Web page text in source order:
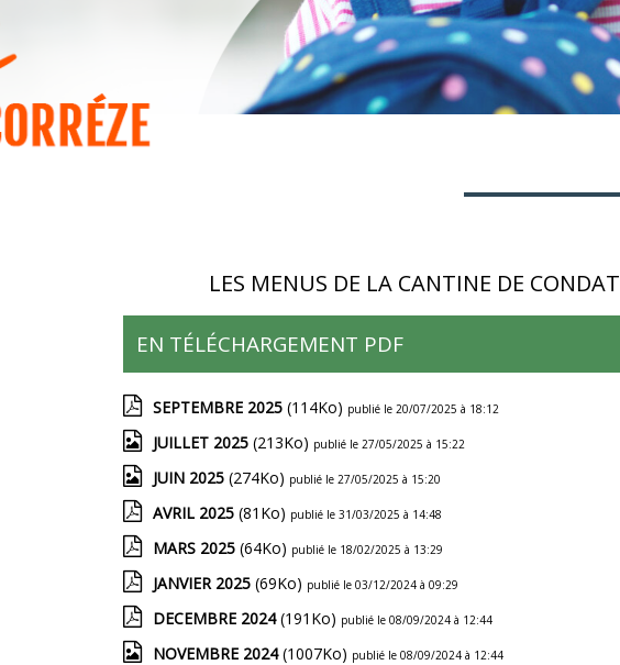
LES MENUS DE LA CANTINE DE CONDAT
EN TÉLÉCHARGEMENT PDF
SEPTEMBRE 2025 (114Ko) publié le 20/07/2025 à 18:12
JUILLET 2025 (213Ko) publié le 27/05/2025 à 15:22
JUIN 2025 (274Ko) publié le 27/05/2025 à 15:20
AVRIL 2025 (81Ko) publié le 31/03/2025 à 14:48
MARS 2025 (64Ko) publié le 18/02/2025 à 13:29
JANVIER 2025 (69Ko) publié le 03/12/2024 à 09:29
DECEMBRE 2024(191Ko) publié le 08/09/2024 à 12:44
NOVEMBRE 2024(1007Ko) publié le 08/09/2024 à 12:44